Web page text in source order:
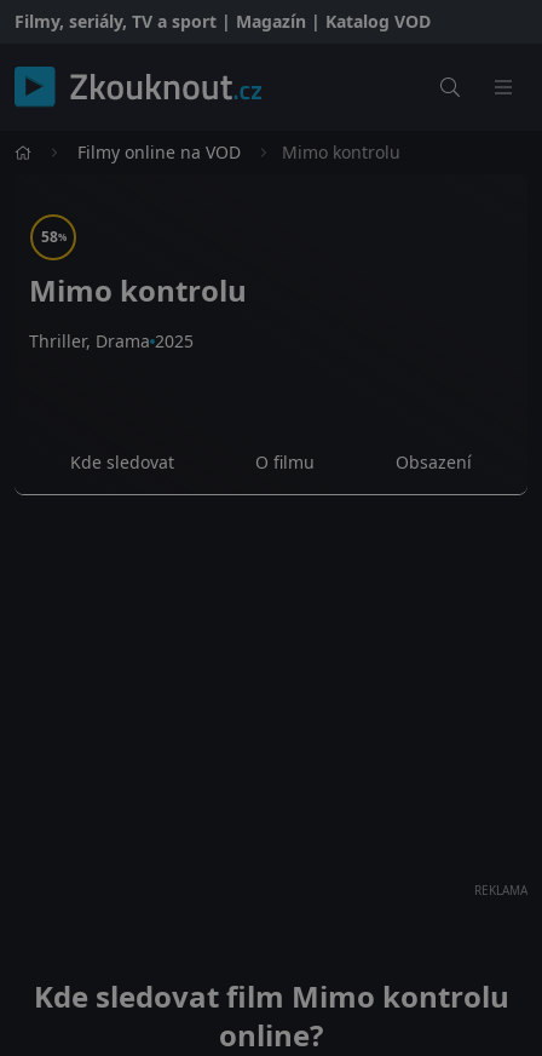
Filmy, seriály, TV a sport | Magazín | Katalog VOD
Filmy online na VOD Mimo kontrolu
58%
Mimo kontrolu
Thriller, Drama 2025
Kde sledovat O filmu Obsazení
REKLAMA
Kde sledovat film Mimo kontrolu
online?